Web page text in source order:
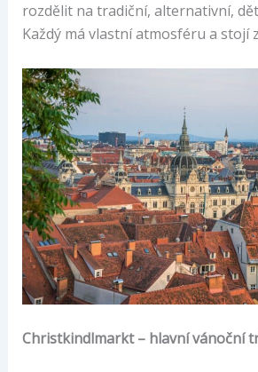
rozdělit na tradiční, alternativní,
Každý má vlastní atmosféru a stojí
Christkindlmarkt – hlavní vánoční